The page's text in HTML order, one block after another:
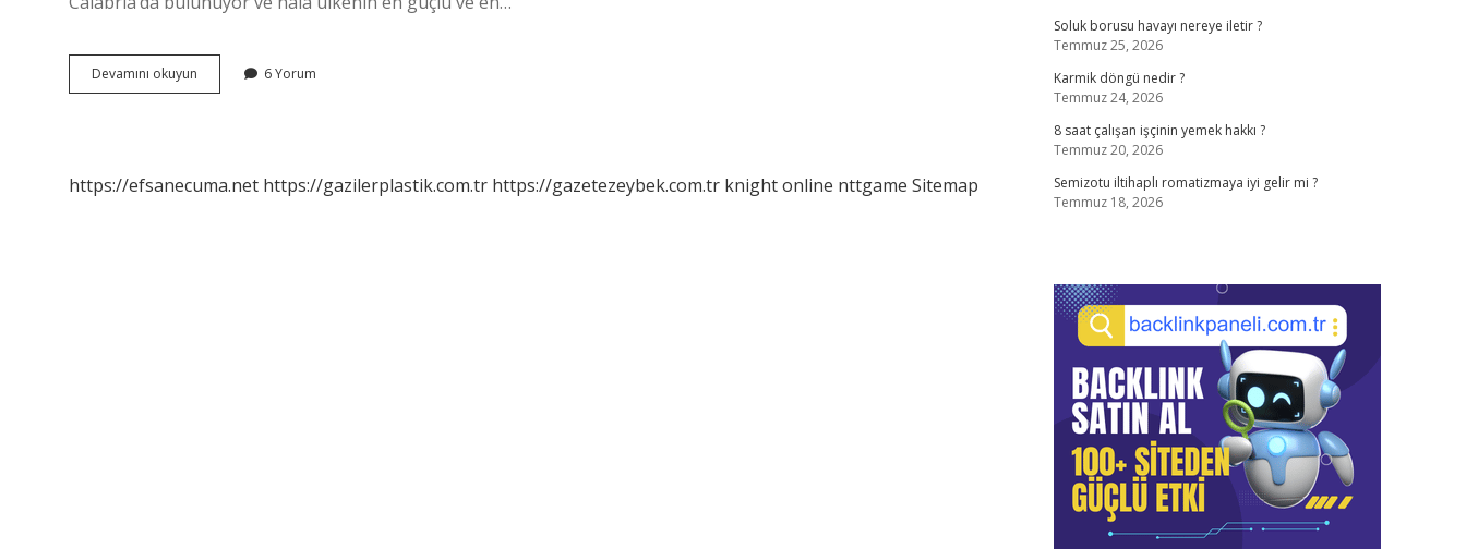
Devamını okuyun Dunyanin
En
6 Yorum
https://efsanecuma.net https://gazilerplastik.com.tr https://gazetezeybek.com.tr knight online nttgame Sitemap
Soluk borusu havayı nereye iletir ?
Temmuz 25, 2026
Karmik döngü nedir ?
Temmuz 24, 2026
8 saat çalışan işçinin yemek hakkı ?
Temmuz 20, 2026
Semizotu iltihaplı romatizmaya iyi gelir mi ?
Temmuz 18, 2026